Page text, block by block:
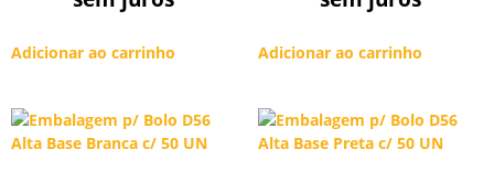
Adicionar ao carrinho Adicionar ao carrinho